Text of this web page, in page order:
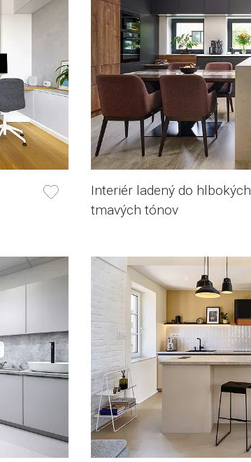
Interiér ladený do hlbokých
tmavých tónov